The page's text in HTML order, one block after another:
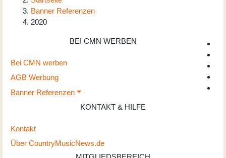
Banner Referenzen
2020
BEI CMN WERBEN
Bei CMN werben
AGB Werbung
Banner Referenzen
KONTAKT & HILFE
Kontakt
Über CountryMusicNews.de